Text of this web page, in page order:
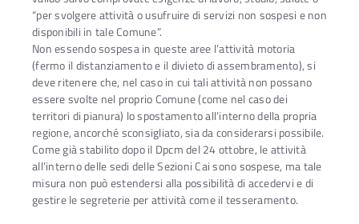
“per svolgere attività o usufruire di servizi non sospesi e non
disponibili in tale Comune”.
Non essendo sospesa in queste aree l’attività motoria
(fermo il distanziamento e il divieto di assembramento), si
deve ritenere che, nel caso in cui tali attività non possano
essere svolte nel proprio Comune (come nel caso dei
territori di pianura) lo spostamento all’interno della propria
regione, ancorché sconsigliato, sia da considerarsi possibile.
Come già stabilito dopo il Dpcm del 24 ottobre, le attività
all’interno delle sedi delle Sezioni Cai sono sospese, ma tale
misura non può estendersi alla possibilità di accedervi e di
gestire le segreterie per attività come il tesseramento.